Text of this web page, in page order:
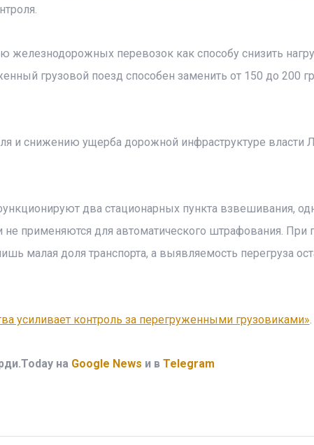
железнодорожных перевозок как способу снизить
грузовой поезд способен заменить от 150 до 200
и снижению ущерба дорожной инфраструктуре власти
два стационарных пункта взвешивания,
не применяются для автоматического штрафования. При
малая доля транспорта, а выявляемость перегруза
усиливает контроль за перегруженными грузовиками».
на Google News и в Telegram